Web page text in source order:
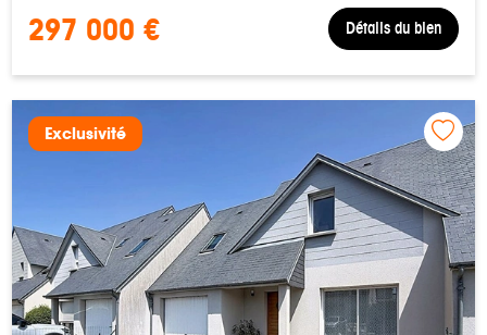
297 000 € Détails du bien
Exclusivité